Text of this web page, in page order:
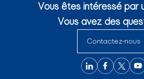
Vous êtes intéressé par
Vous avez des
Contactez-nous